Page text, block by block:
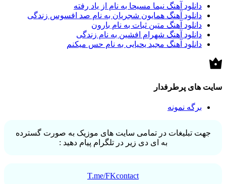
دانلود آهنگ نیما مسیحا به نام از یاد رفته
دانلود آهنگ همایون شجریان به نام صد افسوس زندگی
دانلود آهنگ متین ثبات به نام بارون
دانلود آهنگ شهرام افشین به نام زندگی
دانلود آهنگ مجید یحیایی به نام حس میکنم
سایت های پرطرفدار
برگه نمونه
جهت تبلیغات در تمامی سایت های موزیک به صورت گسترده
به ای دی زیر در تلگرام پیام دهید :
T.me/FKcontact